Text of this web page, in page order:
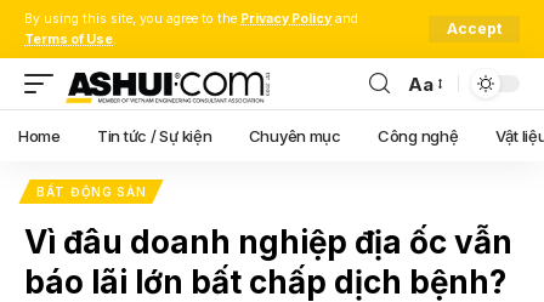
By using this site, you agree to the Privacy Policy and
Terms of Use.
Accept
Font
Resizer
Aa
Home Tin tức / Sự kiện Chuyên mục Công nghệ Vật
BẤT ĐỘNG SẢN
Vì đâu doanh nghiệp địa ốc vẫn
báo lãi lớn bất chấp dịch bệnh?